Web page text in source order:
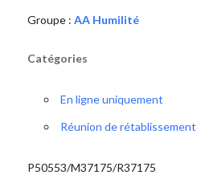
Groupe : AA Humilité
Catégories
En ligne uniquement
Réunion de rétablissement
P50553/M37175/R37175